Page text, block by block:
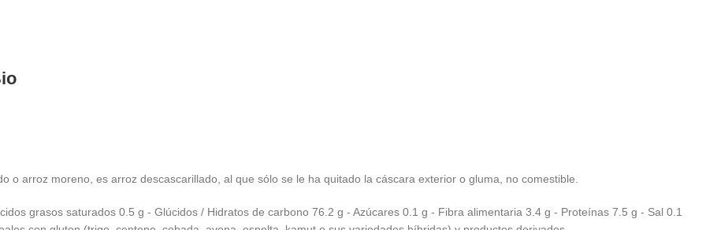
o arroz moreno, es arroz descascarillado, al que sólo se le ha quitado la cáscara exterior o gluma, no comestible.
grasos saturados 0.5 g - Glúcidos / Hidratos de carbono 76.2 g - Azúcares 0.1 g - Fibra alimentaria 3.4 g - Proteínas 7.5 g - Sal 0.1